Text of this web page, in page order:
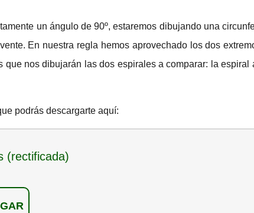
un ángulo de 90º, estaremos dibujando una
En nuestra regla hemos aprovechado los dos
nos dibujarán las dos espirales a comparar: la espiral
podrás descargarte aquí:
(rectificada)